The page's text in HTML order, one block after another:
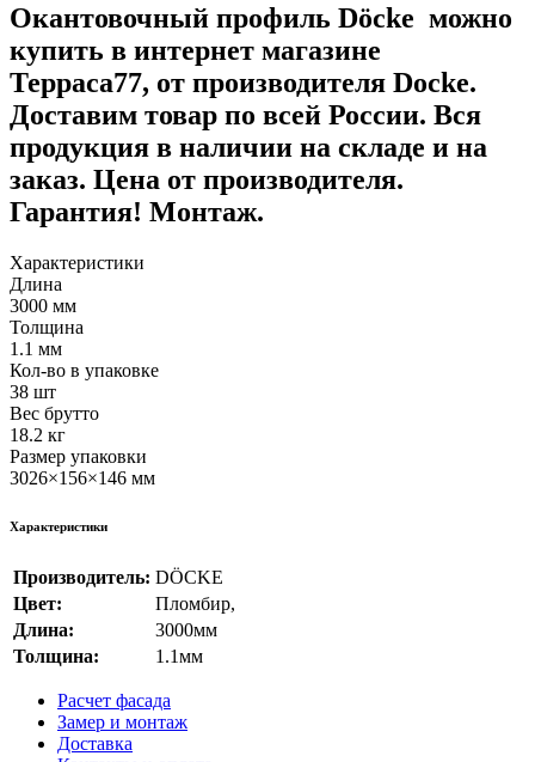
Окантовочный профиль Döcke можно
купить в интернет магазине
Терраса77, от производителя Docke.
Доставим товар по всей России. Вся
продукция в наличии на складе и на
заказ. Цена от производителя.
Гарантия! Монтаж.
Характеристики
Длина
3000 мм
Толщина
1.1 мм
Кол-во в упаковке
38 шт
Вес брутто
18.2 кг
Размер упаковки
3026×156×146 мм
Характеристики
Производитель: DÖCKE
Цвет:
Пломбир,
Длина:
3000мм
Толщина:
1.1мм
Расчет фасада
Замер и монтаж
Доставка